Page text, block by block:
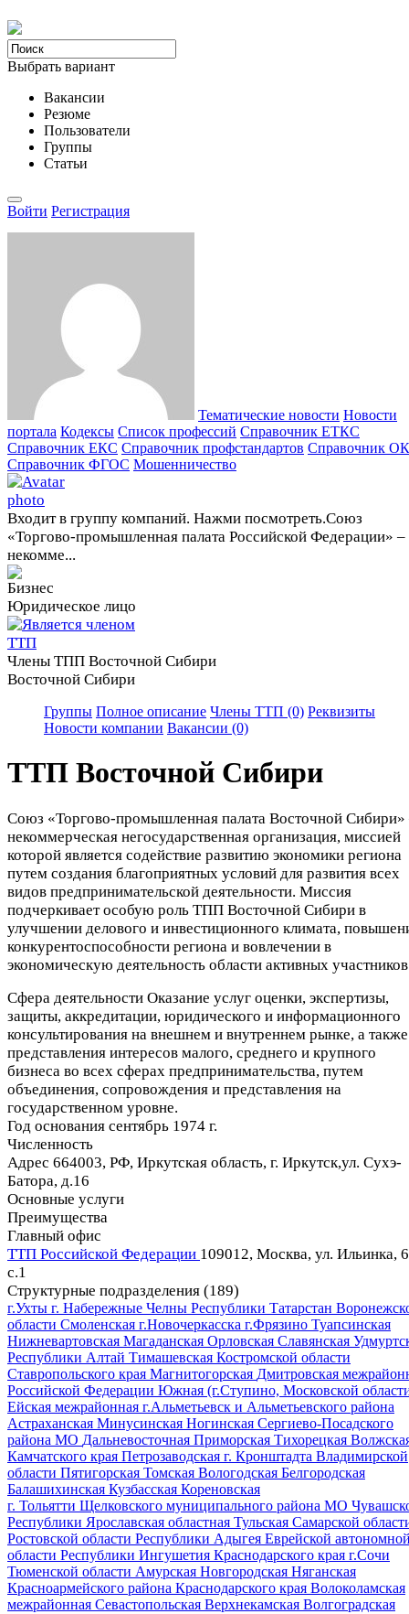
Выбрать вариант
Вакансии
Резюме
Пользователи
Группы
Статьи
Войти Регистрация
Тематические новости Новости
портала Кодексы Cписок профессий Справочник ЕТКС
Справочник ЕКС Справочник профстандартов Справочник
Справочник ФГОС Мошенничество
Входит в группу компаний. Нажми посмотреть.Союз
«Торгово-промышленная палата Российской Федерации» –
некомме...
Юридическое лицо
Члены ТПП Восточной Сибири
Восточной Сибири
Группы Полное описание Члены ТТП (0) Реквизиты
Новости компании Вакансии (0)
ТТП Восточной Сибири
Союз «Торгово-промышленная палата Восточной Сибири»
некоммерческая негосударственная организация, миссией
которой является содействие развитию экономики региона
путем создания благоприятных условий для развития всех
видов предпринимательской деятельности. Миссия
подчеркивает особую роль ТПП Восточной Сибири в
улучшении делового и инвестиционного климата,
конкурентоспособности региона и вовлечении в
экономическую деятельность области активных
Сфера деятельности Оказание услуг оценки, экспертизы,
защиты, аккредитации, юридического и информационного
консультирования на внешнем и внутреннем рынке, а также
представления интересов малого, среднего и крупного
бизнеса во всех сферах предпринимательства, путем
объединения, сопровождения и представления на
государственном уровне.
Год основания сентябрь 1974 г.
Численность
Адрес 664003, РФ, Иркутская область, г. Иркутск,ул. Сухэ-
Батора, д.16
Основные услуги
Преимущества
Главный офис
ТТП Российской Федерации 109012, Москва, ул. Ильинка,
c.1
Структурные подразделения (189)
г.Ухты г. Набережные Челны Республики Татарстан
области Смоленская г.Новочеркасска г.Фрязино Туапсинская
Нижневартовская Магаданская Орловская Славянская
Республики Алтай Тимашевская Костромской области
Ставропольского края Магнитогорская Дмитровская
Российской Федерации Южная (г.Ступино, Московской
Ейская межрайонная г.Альметьевск и Альметьевского района
Астраханская Минусинская Ногинская Сергиево-Посадского
района МО Дальневосточная Приморская Тихорецкая
Камчатского края Петрозаводская г. Кронштадта Владимирской
области Пятигорская Томская Вологодская Белгородская
Балашихинская Кузбасская Кореновская
г. Тольятти Щелковского муниципального района МО
Республики Ярославская областная Тульская Самарской
Ростовской области Республики Адыгея Еврейской
области Республики Ингушетия Краснодарского края г.Сочи
Тюменской области Амурская Новгородская Няганская
Красноармейского района Краснодарского края Волоколамская
межрайонная Севастопольская Верхнекамская Волгоградская